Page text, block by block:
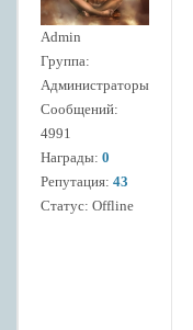
Admin
Группа:
Администраторы
Сообщений:
4991
Награды: 0
Репутация: 43
Статус: Offline